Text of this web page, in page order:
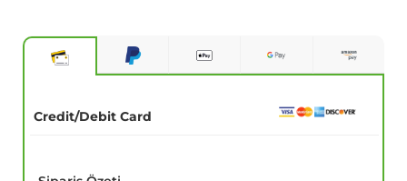
Credit/Debit Card